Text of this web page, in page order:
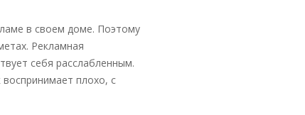
в своем доме. Поэтому
Рекламная
себя расслабленным.
воспринимает плохо, с